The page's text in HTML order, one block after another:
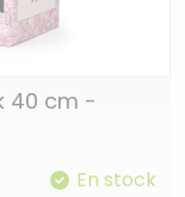
40 cm -
En stock